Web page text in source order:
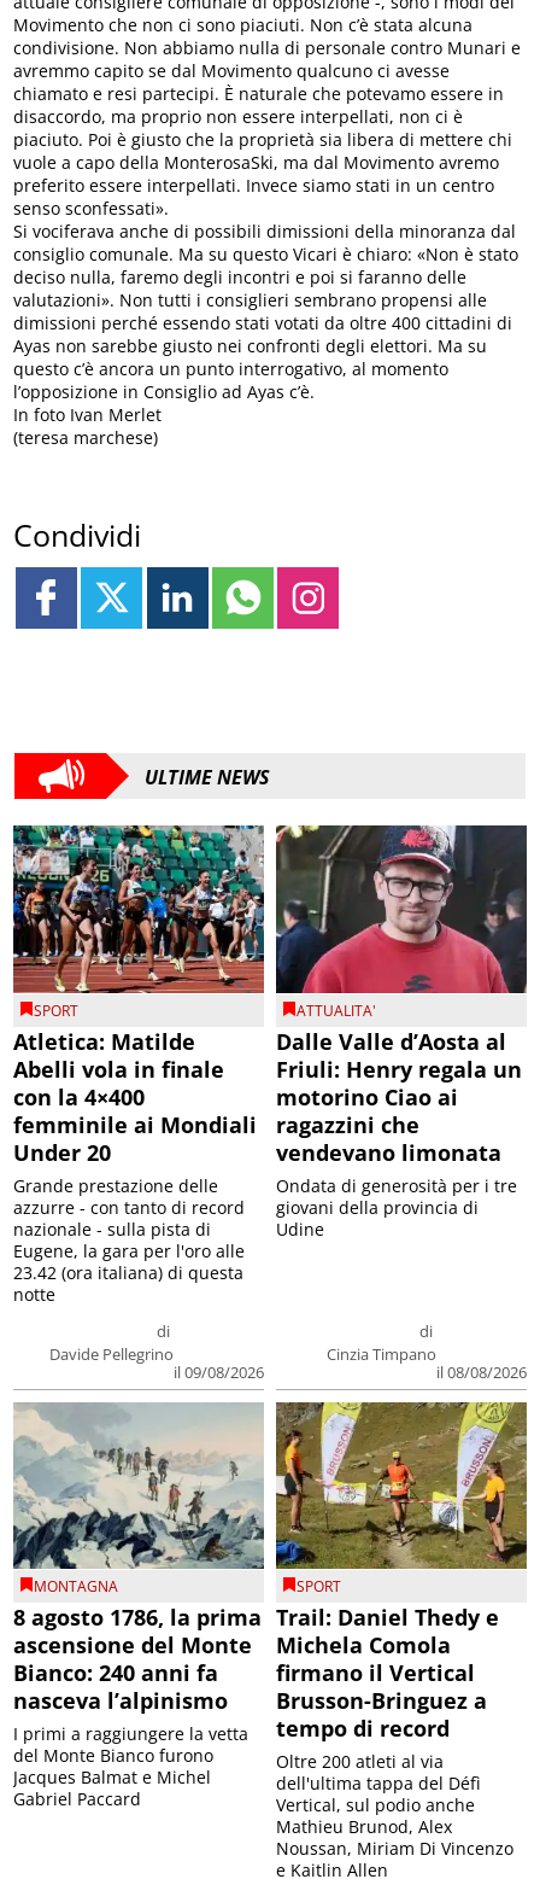
Movimento che non ci sono piaciuti. Non c’è stata alcuna
condivisione. Non abbiamo nulla di personale contro Munari e
avremmo capito se dal Movimento qualcuno ci avesse
chiamato e resi partecipi. È naturale che potevamo essere in
disaccordo, ma proprio non essere interpellati, non ci è
piaciuto. Poi è giusto che la proprietà sia libera di mettere chi
vuole a capo della MonterosaSki, ma dal Movimento avremo
preferito essere interpellati. Invece siamo stati in un centro
senso sconfessati».
Si vociferava anche di possibili dimissioni della minoranza dal
consiglio comunale. Ma su questo Vicari è chiaro: «Non è stato
deciso nulla, faremo degli incontri e poi si faranno delle
valutazioni». Non tutti i consiglieri sembrano propensi alle
dimissioni perché essendo stati votati da oltre 400 cittadini di
Ayas non sarebbe giusto nei confronti degli elettori. Ma su
questo c’è ancora un punto interrogativo, al momento
l’opposizione in Consiglio ad Ayas c’è.
In foto Ivan Merlet
(teresa marchese)
Condividi
ULTIME NEWS
SPORT
Atletica: Matilde
Abelli vola in finale
con la 4×400
femminile ai Mondiali
Under 20
di
Davide Pellegrino
il 09/08/2026
Grande prestazione delle
azzurre - con tanto di record
nazionale - sulla pista di
Eugene, la gara per l'oro alle
23.42 (ora italiana) di questa
notte
ATTUALITA'
Dalle Valle d’Aosta al
Friuli: Henry regala un
motorino Ciao ai
ragazzini che
vendevano limonata
di
Cinzia Timpano
il 08/08/2026
Ondata di generosità per i tre
giovani della provincia di
Udine
MONTAGNA
8 agosto 1786, la prima
ascensione del Monte
Bianco: 240 anni fa
nasceva l’alpinismo
I primi a raggiungere la vetta
del Monte Bianco furono
Jacques Balmat e Michel
Gabriel Paccard
SPORT
Trail: Daniel Thedy e
Michela Comola
firmano il Vertical
Brusson-Bringuez a
tempo di record
Oltre 200 atleti al via
dell'ultima tappa del Défì
Vertical, sul podio anche
Mathieu Brunod, Alex
Noussan, Miriam Di Vincenzo
e Kaitlin Allen